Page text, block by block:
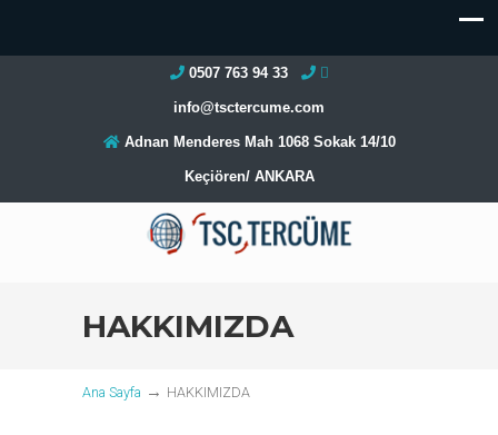
0507 763 94 33
info@tsctercume.com
Adnan Menderes Mah 1068 Sokak 14/10
Keçiören/ ANKARA
HAKKIMIZDA
Ana Sayfa → HAKKIMIZDA